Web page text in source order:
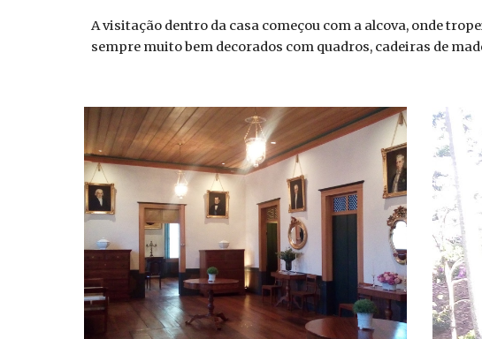
A visitação dentro da casa começou com a alcova, onde
sempre muito bem decorados com quadros, cadeiras de